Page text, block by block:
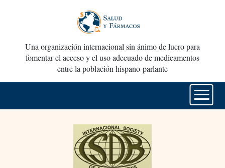
Una organización internacional sin ánimo de lucro para
fomentar el acceso y el uso adecuado de medicamentos
entre la población hispano-parlante